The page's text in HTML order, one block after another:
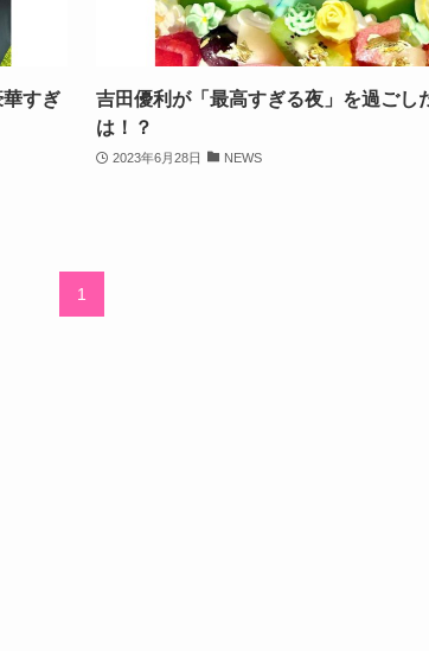
すぎ
吉田優利が「最高すぎる夜」を過ごし
は！？
2023年6月28日 NEWS
1